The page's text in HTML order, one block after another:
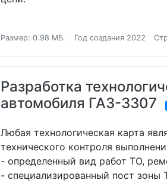
Размер: 0.98 МБ. Год создания 2022
Разработка
автомобиля ГАЗ-3307
Любая технологическая карта
технического контроля
- определенный вид работ ТО,
- специализированный пост зоны